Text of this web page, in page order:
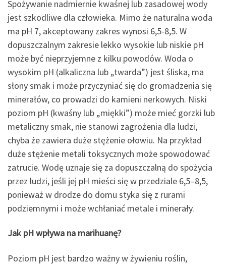
Spożywanie nadmiernie kwaśnej lub zasadowej wody
jest szkodliwe dla człowieka. Mimo że naturalna woda
ma pH 7, akceptowany zakres wynosi 6,5-8,5. W
dopuszczalnym zakresie lekko wysokie lub niskie pH
może być nieprzyjemne z kilku powodów. Woda o
wysokim pH (alkaliczna lub „twarda”) jest śliska, ma
słony smak i może przyczyniać się do gromadzenia się
minerałów, co prowadzi do kamieni nerkowych. Niski
poziom pH (kwaśny lub „miękki”) może mieć gorzki lub
metaliczny smak, nie stanowi zagrożenia dla ludzi,
chyba że zawiera duże stężenie ołowiu. Na przykład
duże stężenie metali toksycznych może spowodować
zatrucie. Wodę uznaje się za dopuszczalną do spożycia
przez ludzi, jeśli jej pH mieści się w przedziale 6,5–8,5,
ponieważ w drodze do domu styka się z rurami
podziemnymi i może wchłaniać metale i minerały.
Jak pH wpływa na marihuanę?
Poziom pH jest bardzo ważny w żywieniu roślin,